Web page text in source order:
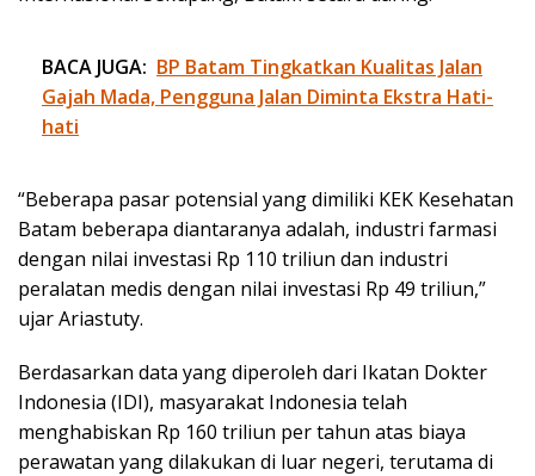
BACA JUGA: BP Batam Tingkatkan Kualitas Jalan
Gajah Mada, Pengguna Jalan Diminta Ekstra Hati-
hati
“Beberapa pasar potensial yang dimiliki KEK Kesehatan
Batam beberapa diantaranya adalah, industri farmasi
dengan nilai investasi Rp 110 triliun dan industri
peralatan medis dengan nilai investasi Rp 49 triliun,”
ujar Ariastuty.
Berdasarkan data yang diperoleh dari Ikatan Dokter
Indonesia (IDI), masyarakat Indonesia telah
menghabiskan Rp 160 triliun per tahun atas biaya
perawatan yang dilakukan di luar negeri, terutama di